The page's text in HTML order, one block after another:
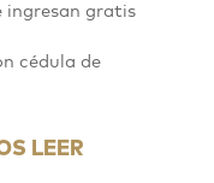
ingresan gratis
cédula de
LEER